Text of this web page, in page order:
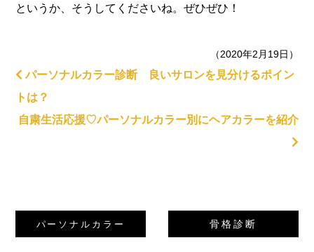
というか、そうしてくださいね。ぜひぜひ！
（2020年2月19日）
パーソナルカラー診断 良いサロンを見分けるポイン
トは？
自粛生活応援♡パーソナルカラー別にヘアカラーを紹介
パーソナルカラー 骨格診断